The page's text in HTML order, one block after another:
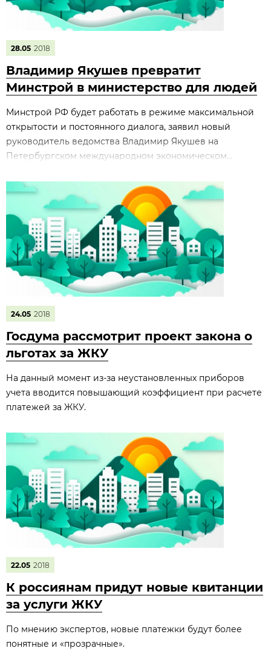
28.05 2018
Владимир Якушев превратит
Минстрой в министерство для людей
Минстрой РФ будет работать в режиме максимальной
открытости и постоянного диалога, заявил новый
руководитель ведомства Владимир Якушев на
Петербургском международном экономическом...
24.05 2018
Госдума рассмотрит проект закона о
льготах за ЖКУ
На данный момент из-за неустановленных приборов
учета вводится повышающий коэффициент при расчете
платежей за ЖКУ.
22.05 2018
К россиянам придут новые квитанции
за услуги ЖКУ
По мнению экспертов, новые платежки будут более
понятные и «прозрачные».